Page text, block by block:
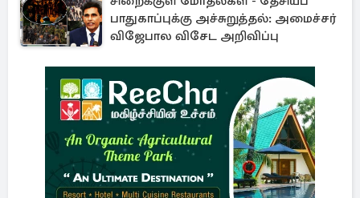
பாதுகாப்புக்கு அச்சுறுத்தல்: அமைச்சர்
விஜேபால விசேட அறிவிப்பு